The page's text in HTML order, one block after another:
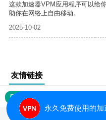
这款加速器VPM应用程序可以给
助你在网络上自由移动。
2025-10-02
友情链接
网站地图
永久免费使用的加